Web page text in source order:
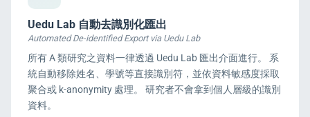
Uedu Lab 自動去識別化匯出
Automated De-identified Export via Uedu Lab
所有 A 類研究之資料一律透過 Uedu Lab 匯出介面進行。 系
統自動移除姓名、學號等直接識別符，並依資料敏感度採取
聚合或 k-anonymity 處理。 研究者不會拿到個人層級的識別
資料。